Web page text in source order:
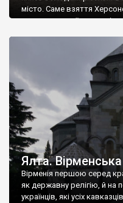
місто. Саме взяття
диктувати свої умови
Херсонесі Володимир-
А потім було Хрещення
Ялта.
Вірменія першою серед
як державну релігію, й на
українців, які усіх